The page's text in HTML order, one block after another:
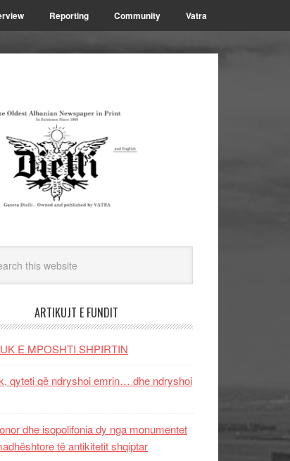
Reporting Community Vatra
ARTIKUJT E FUNDIT
E MPOSHTI SHPIRTIN
qyteti që ndryshoi emrin… dhe ndryshoi
dhe isopolifonia dy nga monumentet
të antikitetit shqiptar